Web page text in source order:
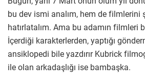
bu dev ismi analım, hem de filmlerini
hatırlatalım. Ama bu adamın filmleri
İçerdiği karakterlerden, yaptığı
ansiklopedi bile yazdırır Kubrick
ile olan arkadaşlığı ise bambaşka.